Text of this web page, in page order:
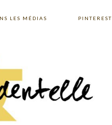
LES MÉDIAS PINTEREST